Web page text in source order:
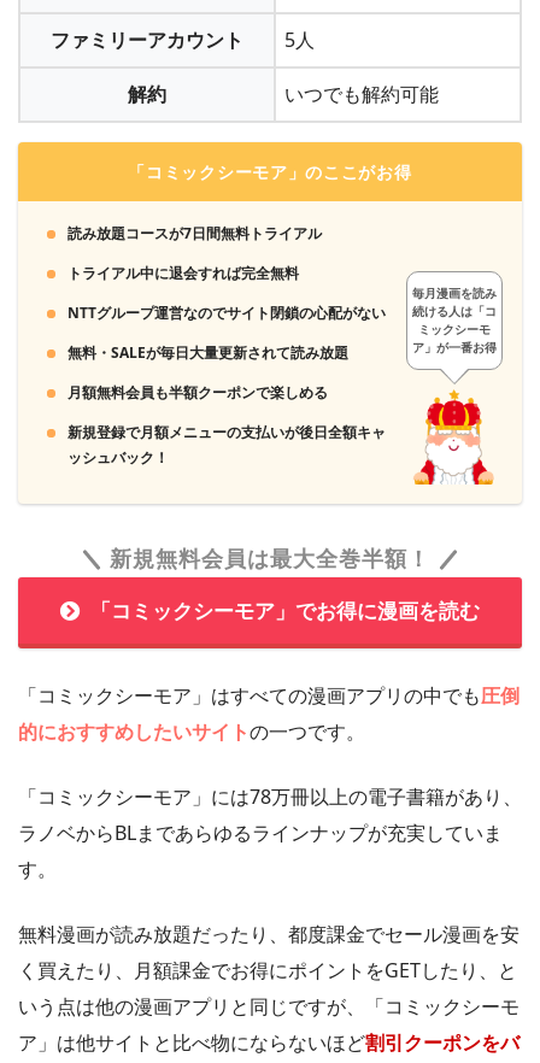
ファミリーアカウント 5人
解約 いつでも解約可能
「コミックシーモア」のここがお得
読み放題コースが7日間無料トライアル
トライアル中に退会すれば完全無料
NTTグループ運営なのでサイト閉鎖の心配がない
無料・SALEが毎日大量更新されて読み放題
月額無料会員も半額クーポンで楽しめる
新規登録で月額メニューの支払いが後日全額キャ
ッシュバック！
毎月漫画を読み
続ける人は「コ
ミックシーモ
ア」が一番お得
新規無料会員は最大全巻半額！
「コミックシーモア」でお得に漫画を読む
「コミックシーモア」はすべての漫画アプリの中でも圧倒
的におすすめしたいサイトの一つです。
「コミックシーモア」には78万冊以上の電子書籍があり、
ラノベからBLまであらゆるラインナップが充実していま
す。
無料漫画が読み放題だったり、都度課金でセール漫画を安
く買えたり、月額課金でお得にポイントをGETしたり、と
いう点は他の漫画アプリと同じですが、「コミックシーモ
ア」は他サイトと比べ物にならないほど割引クーポンをバ